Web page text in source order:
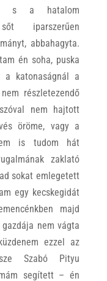
s a hatalom
sőt iparszerűen
abbahagyta.
én soha, puska
a katonaságnál a
részletezendő
nem hajtott
öröme, vagy a
is tudom hát
zaklató
sokat emlegetett
egy kecskegidát
majd
nem vágta
ezzel az
Szabó Pityu
segített – én